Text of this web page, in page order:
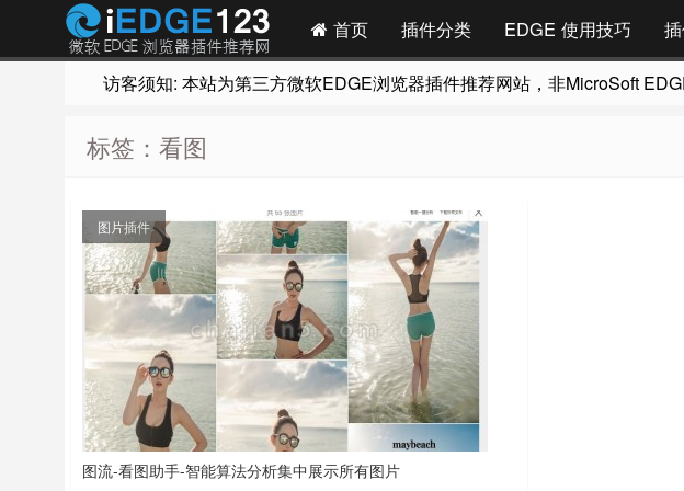
首页 插件分类 EDGE 使用技巧
访客须知: 本站为第三方微软EDGE浏览器插件推荐网站，非MicroSoft
标签：看图
图片插件
图流-看图助手-智能算法分析集中展示所有图片